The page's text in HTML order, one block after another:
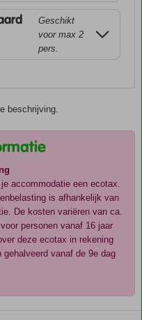
Geschikt
voor max 2
pers.
beschrijving.
accommodatie een ecotax.
is afhankelijk van
De kosten variëren van ca.
personen vanaf 16 jaar
deze ecotax in rekening
vanaf de 9e dag